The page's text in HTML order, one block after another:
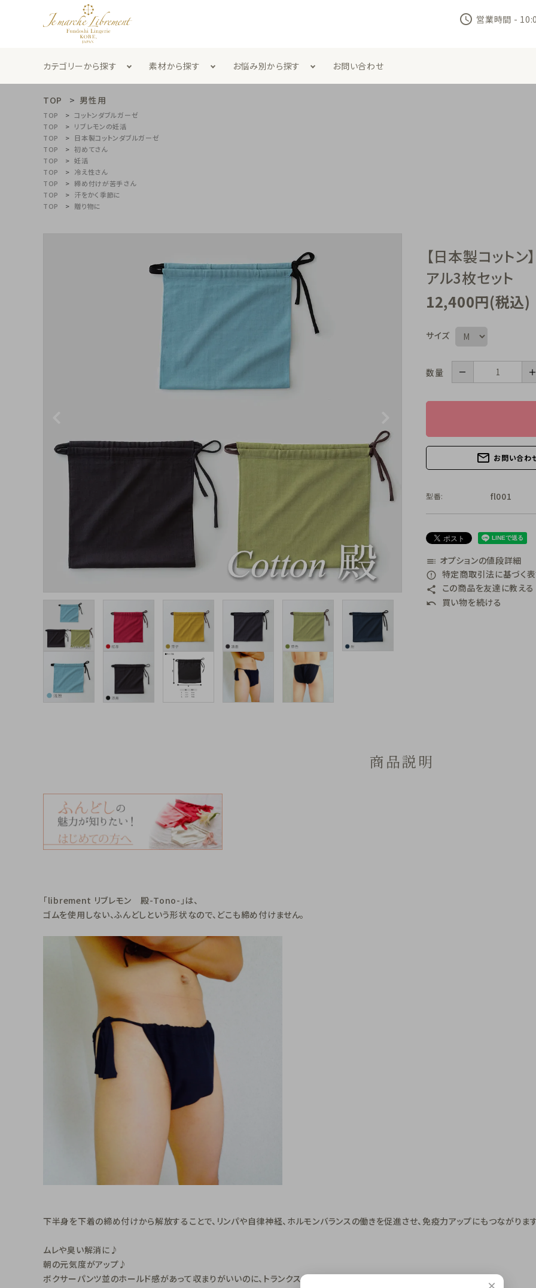
schedule 営業時間 -
カテゴリーから探す
ふんどしランジェリー
男性用
腹巻
紐
素材から探す お悩み別から探す お問い合わせ
TOP 男性用
TOP
コットンダブルガーゼ
TOP
リブレモンの妊活
TOP
日本製コットンダブルガーゼ
TOP
初めてさん
TOP
妊活
TOP
冷え性さん
TOP
締め付けが苦手さん
TOP
汗をかく季節に
TOP
贈り物に
【日本製コット
アル3枚セット
12,400円(税込)
サイズ
数量 －
mail_outline お問い合わ
型番: fl001
toc オプションの値段詳細
error_outline 特定商取引法に基づく
share この商品を友達に教える
undo 買い物を続ける
商品説明
「librement リブレモン 殿-Tono-」は、
ゴムを使用しない、ふんどしという形状なので、どこも締め付けません。
下半身を下着の締め付けから解放することで、リンパや自律神経、ホルモンバランスの働きを促進させ、免疫力アップにもつながります
ムレや臭い解消に♪
朝の元気度がアップ♪
ボクサーパンツ並のホールド感があって収まりがいいのに、トランクスの涼しさを兼ね備えていて、すごく快適♪